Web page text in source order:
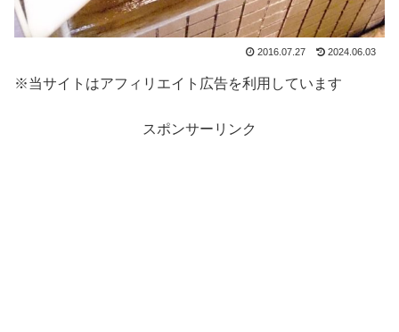
2016.07.27 2024.06.03
※当サイトはアフィリエイト広告を利用しています
スポンサーリンク